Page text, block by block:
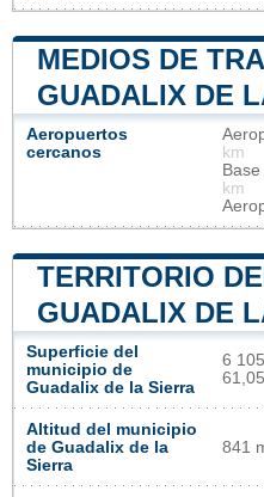
MEDIOS DE
GUADALIX DE
Aeropuertos
cercanos
km
km
TERRITORIO
GUADALIX DE
Superficie del
municipio de
Guadalix de la Sierra
6
Altitud del municipio
de Guadalix de la
Sierra
841